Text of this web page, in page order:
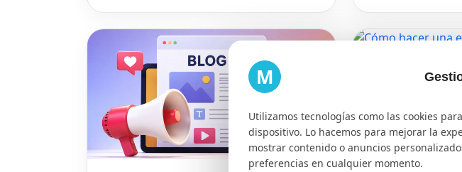
Cómo hacer
Aprende a
promoción
promoción de
M
Utilizamos tecnologías como las cookies
dispositivo. Lo hacemos para mejorar la
mostrar contenido o anuncios
preferencias en cualquier momento.